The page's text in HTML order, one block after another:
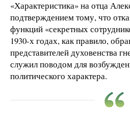
«Характеристика» на отца
подтверждением тому, что
функций «секретных
1930-х годах, как правило,
представителей духовенства
служил поводом для
политического характера.